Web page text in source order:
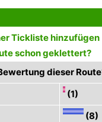
Tickliste hinzufügen
schon geklettert?
dieser
(1)
(8)